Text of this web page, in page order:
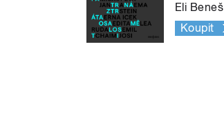
Eli Beneš
Koupit